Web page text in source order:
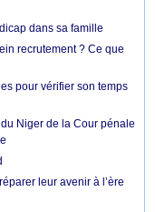
dans sa famille
recrutement ? Ce que
pour vérifier son temps
Niger de la Cour pénale
leur avenir à l’ère